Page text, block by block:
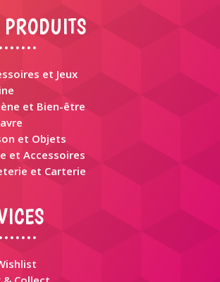
et Jeux
et Bien-être
et Objets
et Accessoires
et Carterie